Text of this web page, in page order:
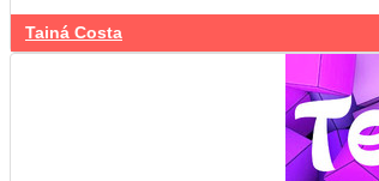
Tainá Costa